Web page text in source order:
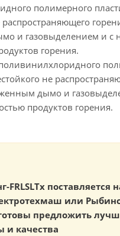
полимерного
распространяющего
и газовыделением и с
горения.
не
дымо и
продуктов горения.
FRLSLTx поставляется
или
предложить
и качества